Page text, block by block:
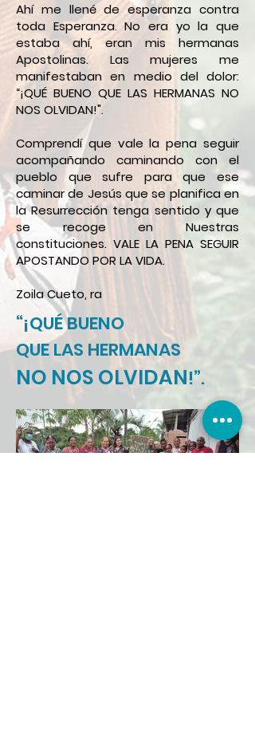
Ahí me llené de esperanza contra
toda Esperanza. No era yo la que
estaba ahí, eran mis hermanas
Apostolinas. Las mujeres me
manifestaban en medio del dolor:
“¡QUÉ BUENO QUE LAS HERMANAS NO
NOS OLVIDAN!".
Comprendí que vale la pena seguir
acompañando caminando con el
pueblo que sufre para que ese
caminar de Jesús que se planifica en
la Resurrección tenga sentido y que
se recoge en Nuestras
constituciones. VALE LA PENA SEGUIR
APOSTANDO POR LA VIDA.
Zoila Cueto, ra
“¡QUÉ BUENO
QUE LAS HERMANAS
NO NOS OLVIDAN!”.